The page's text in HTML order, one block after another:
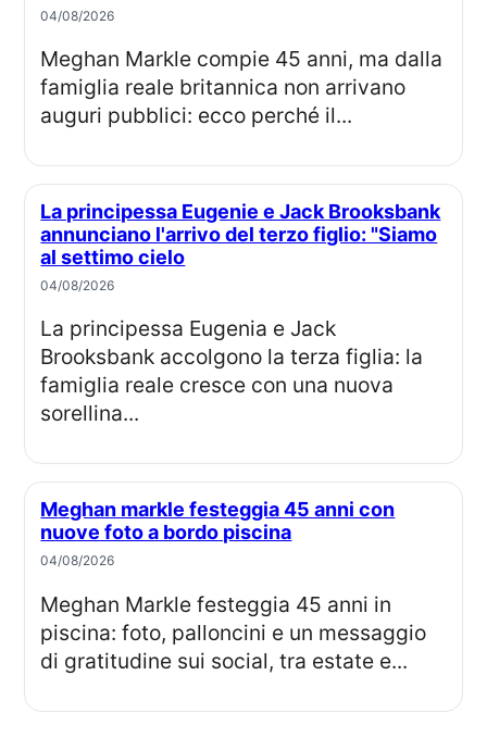
04/08/2026
Meghan Markle compie 45 anni, ma dalla
famiglia reale britannica non arrivano
auguri pubblici: ecco perché il...
La principessa Eugenie e Jack Brooksbank
annunciano l'arrivo del terzo figlio: "Siamo
al settimo cielo
04/08/2026
La principessa Eugenia e Jack
Brooksbank accolgono la terza figlia: la
famiglia reale cresce con una nuova
sorellina...
Meghan markle festeggia 45 anni con
nuove foto a bordo piscina
04/08/2026
Meghan Markle festeggia 45 anni in
piscina: foto, palloncini e un messaggio
di gratitudine sui social, tra estate e...